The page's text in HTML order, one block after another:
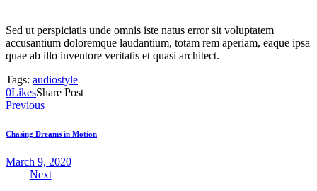
Sed ut perspiciatis unde omnis iste natus error sit voluptatem
accusantium doloremque laudantium, totam rem aperiam, eaque ipsa
quae ab illo inventore veritatis et quasi architect.
Tags: audiostyle
0LikesShare Post
Post
navigation
Previous
Chasing Dreams in Motion
March 9, 2020
Next